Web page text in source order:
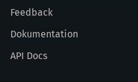
Feedback
Dokumentation
API Docs